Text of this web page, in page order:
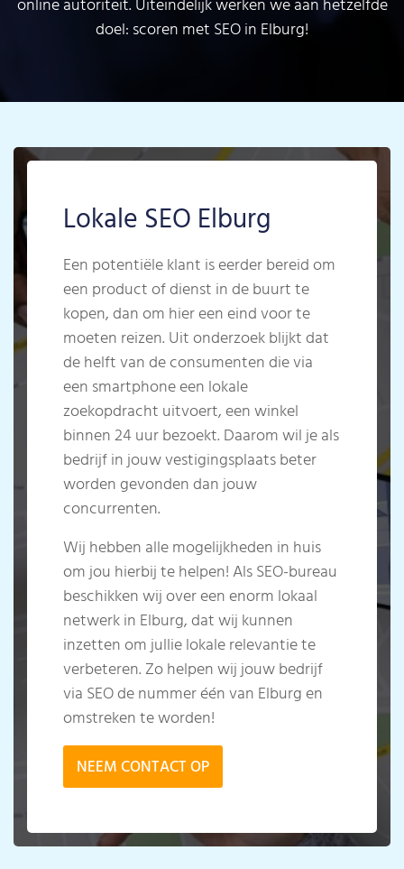
online autoriteit. Uiteindelijk werken we aan hetzelfde
doel: scoren met SEO in Elburg!
Lokale SEO Elburg
Een potentiële klant is eerder bereid om
een product of dienst in de buurt te
kopen, dan om hier een eind voor te
moeten reizen. Uit onderzoek blijkt dat
de helft van de consumenten die via
een smartphone een lokale
zoekopdracht uitvoert, een winkel
binnen 24 uur bezoekt. Daarom wil je als
bedrijf in jouw vestigingsplaats beter
worden gevonden dan jouw
concurrenten.
Wij hebben alle mogelijkheden in huis
om jou hierbij te helpen! Als SEO-bureau
beschikken wij over een enorm lokaal
netwerk in Elburg, dat wij kunnen
inzetten om jullie lokale relevantie te
verbeteren. Zo helpen wij jouw bedrijf
via SEO de nummer één van Elburg en
omstreken te worden!
NEEM CONTACT OP